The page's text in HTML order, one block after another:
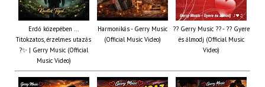
Erdő közepében ...
Titokzatos, érzelmes utazás
?✨ | Gerry Music (Official
Music Video)
Harmonikás - Gerry Music
(Official Music Video)
?? Gerry Music ?? - ?? Gyere
és álmodj (Official Music
Video)